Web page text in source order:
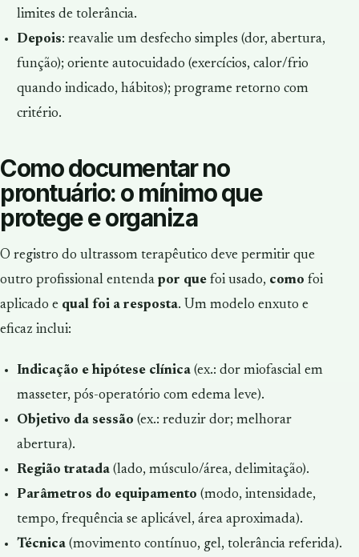
limites de tolerância.
Depois: reavalie um desfecho simples (dor, abertura,
função); oriente autocuidado (exercícios, calor/frio
quando indicado, hábitos); programe retorno com
critério.
Como documentar no
prontuário: o mínimo que
protege e organiza
O registro do ultrassom terapêutico deve permitir que
outro profissional entenda por que foi usado, como foi
aplicado e qual foi a resposta. Um modelo enxuto e
eficaz inclui:
Indicação e hipótese clínica(ex.: dor miofascial em
masseter, pós-operatório com edema leve).
Objetivo da sessão (ex.: reduzir dor; melhorar
abertura).
Região tratada(lado, músculo/área, delimitação).
Parâmetros do equipamento (modo, intensidade,
tempo, frequência se aplicável, área aproximada).
Técnica(movimento contínuo, gel, tolerância referida).